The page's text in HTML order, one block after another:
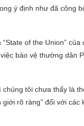
ý định như đã công
of the Union”
bảo vệ thường dân
tôi chưa thấy là
rõ ràng” đối với